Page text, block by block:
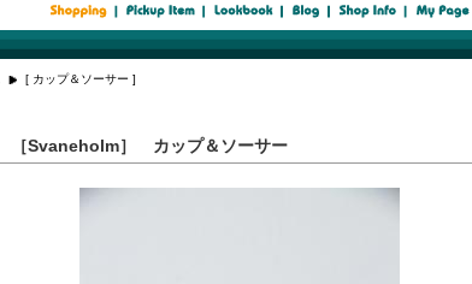
[ カップ＆ソーサー ]
［Svaneholm］ カップ＆ソーサー